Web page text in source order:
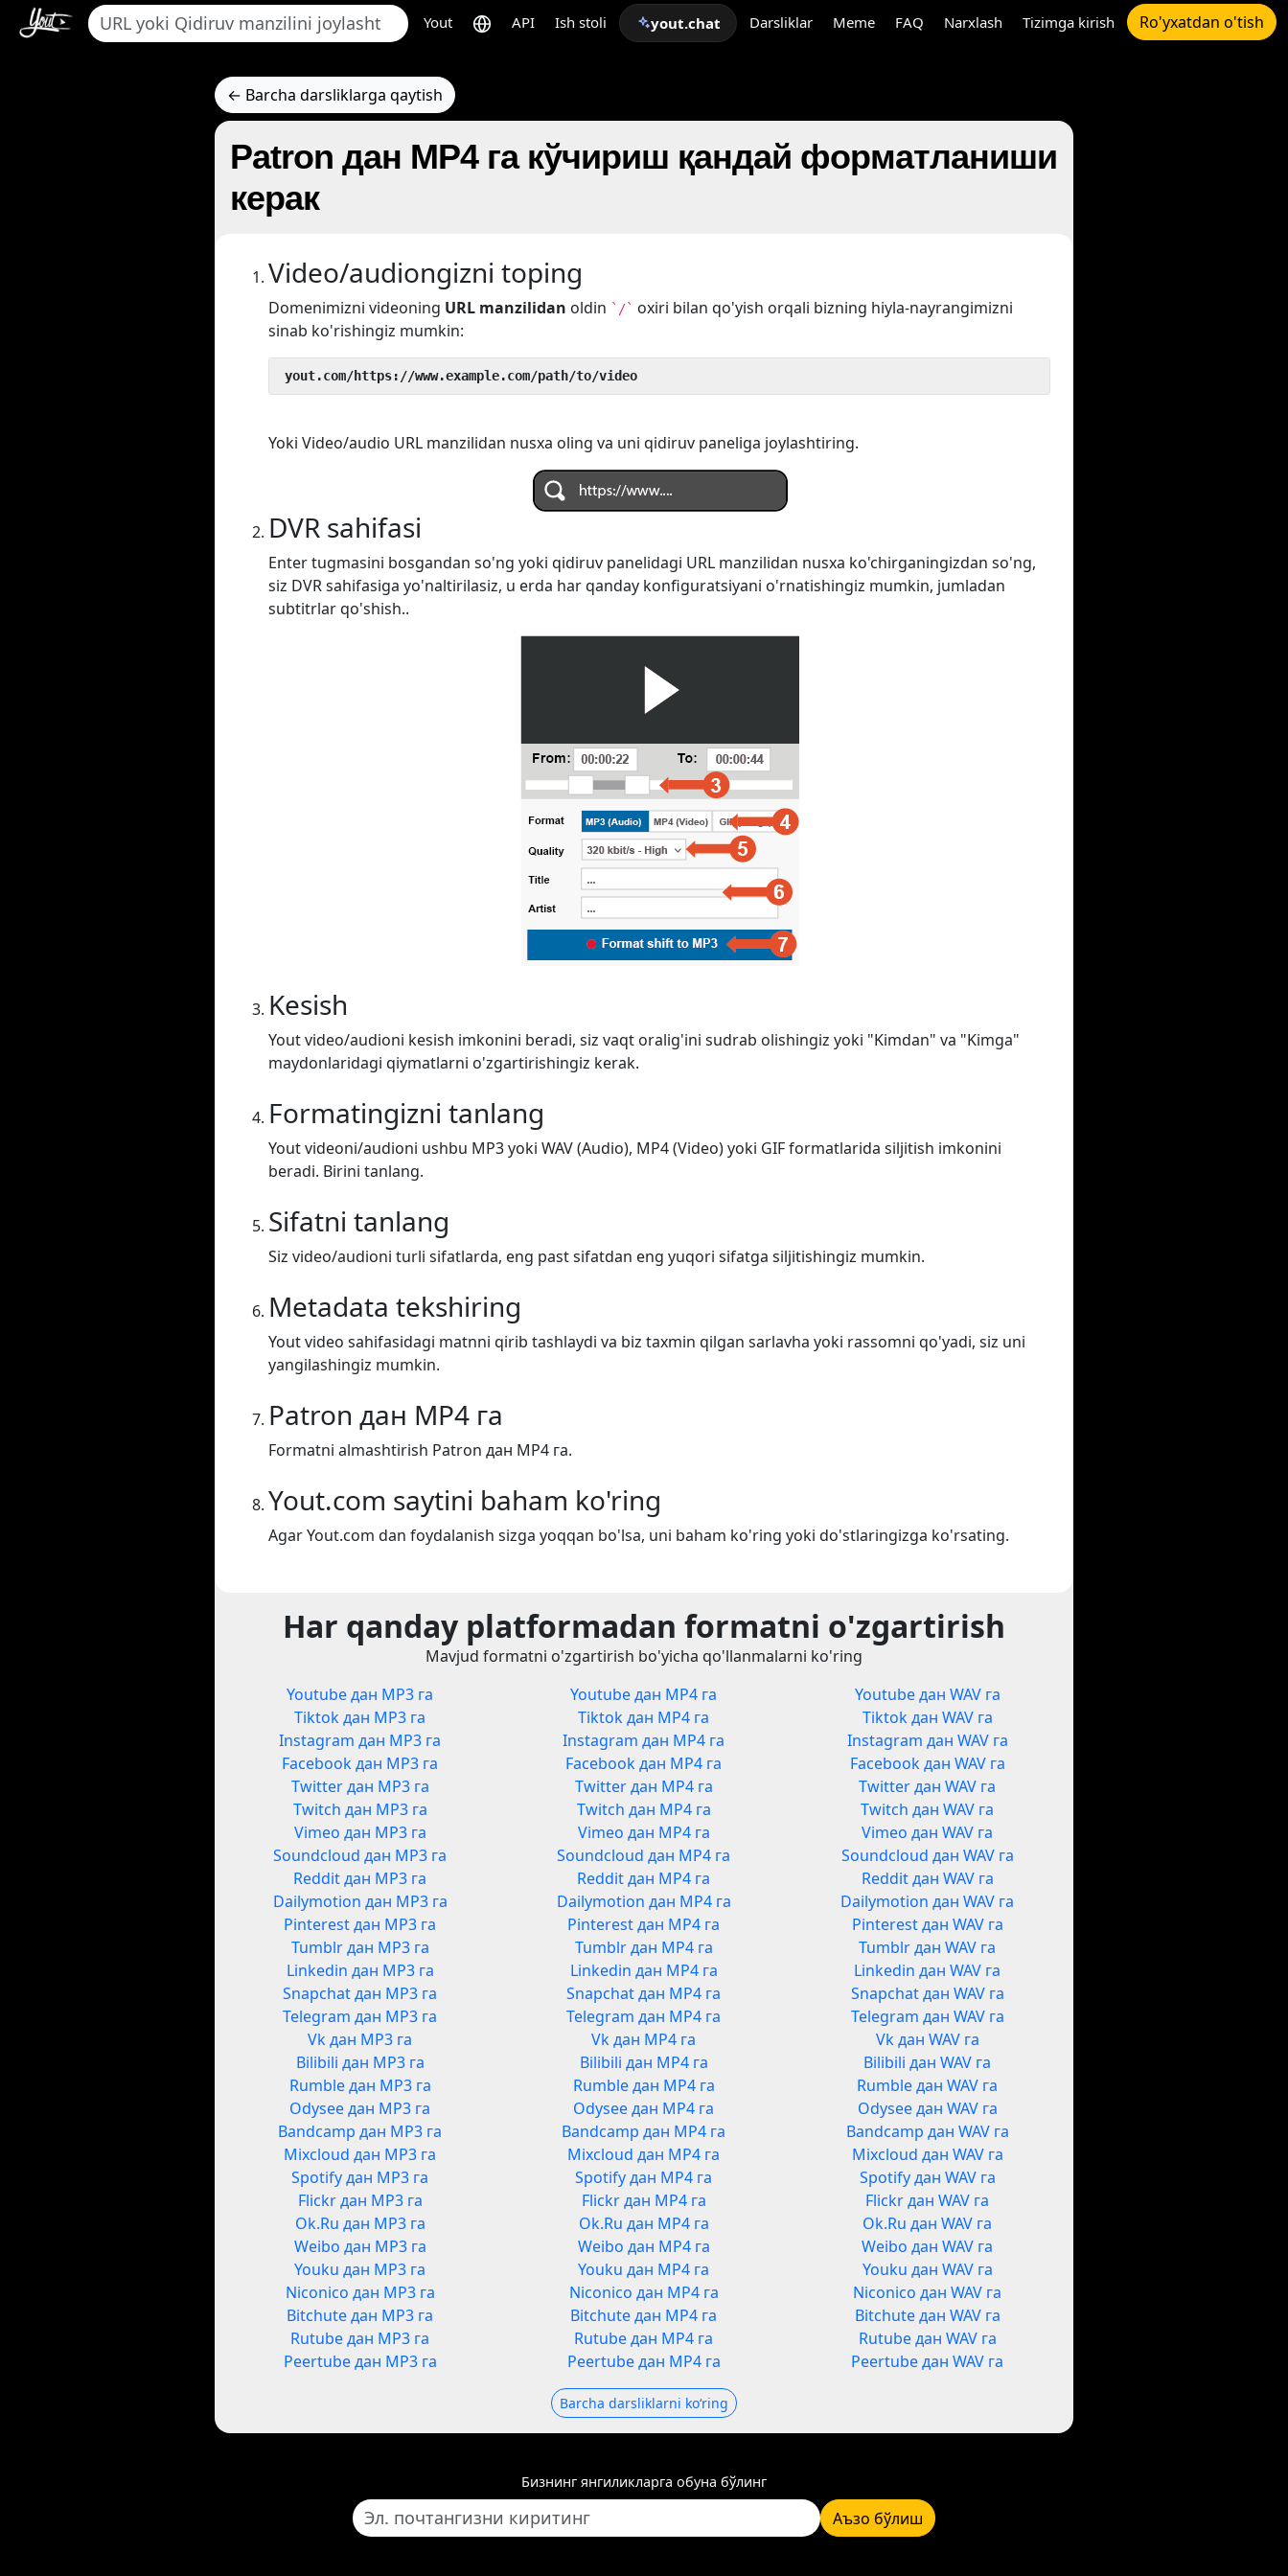
Yout API Ish stoli yout.chat Darsliklar Meme FAQ Narxlash Tizimga kirish Ro'yxatdan o'tish
← Barcha darsliklarga qaytish
Patron дан MP4 га кўчириш қандай форматланиши
керак
Video/audiongizni toping
Domenimizni videoning URL manzilidan oldin `/` oxiri bilan qo'yish orqali bizning hiyla-nayrangimizni
sinab ko'rishingiz mumkin:
yout.com/https://www.example.com/path/to/video
Yoki Video/audio URL manzilidan nusxa oling va uni qidiruv paneliga joylashtiring.
DVR sahifasi
Enter tugmasini bosgandan so'ng yoki qidiruv panelidagi URL manzilidan nusxa ko'chirganingizdan so'ng,
siz DVR sahifasiga yo'naltirilasiz, u erda har qanday konfiguratsiyani o'rnatishingiz mumkin, jumladan
subtitrlar qo'shish..
Kesish
Yout video/audioni kesish imkonini beradi, siz vaqt oralig'ini sudrab olishingiz yoki "Kimdan" va "Kimga"
maydonlaridagi qiymatlarni o'zgartirishingiz kerak.
Formatingizni tanlang
Yout videoni/audioni ushbu MP3 yoki WAV (Audio), MP4 (Video) yoki GIF formatlarida siljitish imkonini
beradi. Birini tanlang.
Sifatni tanlang
Siz video/audioni turli sifatlarda, eng past sifatdan eng yuqori sifatga siljitishingiz mumkin.
Metadata tekshiring
Yout video sahifasidagi matnni qirib tashlaydi va biz taxmin qilgan sarlavha yoki rassomni qo'yadi, siz uni
yangilashingiz mumkin.
Patron дан MP4 га
Formatni almashtirish Patron дан MP4 га.
Yout.com saytini baham ko'ring
Agar Yout.com dan foydalanish sizga yoqqan bo'lsa, uni baham ko'ring yoki do'stlaringizga ko'rsating.
Har qanday platformadan formatni o'zgartirish
Mavjud formatni o'zgartirish bo'yicha qo'llanmalarni ko'ring
Youtube дан MP3 га
Tiktok дан MP3 га
Instagram дан MP3 га
Facebook дан MP3 га
Twitter дан MP3 га
Twitch дан MP3 га
Vimeo дан MP3 га
Soundcloud дан MP3 га
Reddit дан MP3 га
Dailymotion дан MP3 га
Pinterest дан MP3 га
Tumblr дан MP3 га
Linkedin дан MP3 га
Snapchat дан MP3 га
Telegram дан MP3 га
Vk дан MP3 га
Bilibili дан MP3 га
Rumble дан MP3 га
Odysee дан MP3 га
Bandcamp дан MP3 га
Mixcloud дан MP3 га
Spotify дан MP3 га
Flickr дан MP3 га
Ok.Ru дан MP3 га
Weibo дан MP3 га
Youku дан MP3 га
Niconico дан MP3 га
Bitchute дан MP3 га
Rutube дан MP3 га
Peertube дан MP3 га
Youtube дан MP4 га
Tiktok дан MP4 га
Instagram дан MP4 га
Facebook дан MP4 га
Twitter дан MP4 га
Twitch дан MP4 га
Vimeo дан MP4 га
Soundcloud дан MP4 га
Reddit дан MP4 га
Dailymotion дан MP4 га
Pinterest дан MP4 га
Tumblr дан MP4 га
Linkedin дан MP4 га
Snapchat дан MP4 га
Telegram дан MP4 га
Vk дан MP4 га
Bilibili дан MP4 га
Rumble дан MP4 га
Odysee дан MP4 га
Bandcamp дан MP4 га
Mixcloud дан MP4 га
Spotify дан MP4 га
Flickr дан MP4 га
Ok.Ru дан MP4 га
Weibo дан MP4 га
Youku дан MP4 га
Niconico дан MP4 га
Bitchute дан MP4 га
Rutube дан MP4 га
Peertube дан MP4 га
Youtube дан WAV га
Tiktok дан WAV га
Instagram дан WAV га
Facebook дан WAV га
Twitter дан WAV га
Twitch дан WAV га
Vimeo дан WAV га
Soundcloud дан WAV га
Reddit дан WAV га
Dailymotion дан WAV га
Pinterest дан WAV га
Tumblr дан WAV га
Linkedin дан WAV га
Snapchat дан WAV га
Telegram дан WAV га
Vk дан WAV га
Bilibili дан WAV га
Rumble дан WAV га
Odysee дан WAV га
Bandcamp дан WAV га
Mixcloud дан WAV га
Spotify дан WAV га
Flickr дан WAV га
Ok.Ru дан WAV га
Weibo дан WAV га
Youku дан WAV га
Niconico дан WAV га
Bitchute дан WAV га
Rutube дан WAV га
Peertube дан WAV га
Barcha darsliklarni koʻring
Бизнинг янгиликларга обуна бўлинг
Аъзо бўлиш